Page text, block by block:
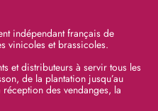
indépendant français de
vinicoles et brassicoles.
et distributeurs à servir tous les
de la plantation jusqu’au
des vendanges, la